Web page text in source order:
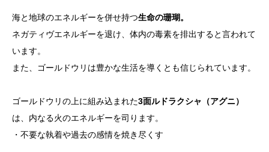
海と地球のエネルギーを併せ持つ生命の珊瑚。
ネガティヴエネルギーを退け、体内の毒素を排出すると言われて
います。
また、ゴールドウリは豊かな生活を導くとも信じられています。
ゴールドウリの上に組み込まれた3面ルドラクシャ（アグニ）
は、内なる火のエネルギーを司ります。
・不要な執着や過去の感情を焼き尽くす